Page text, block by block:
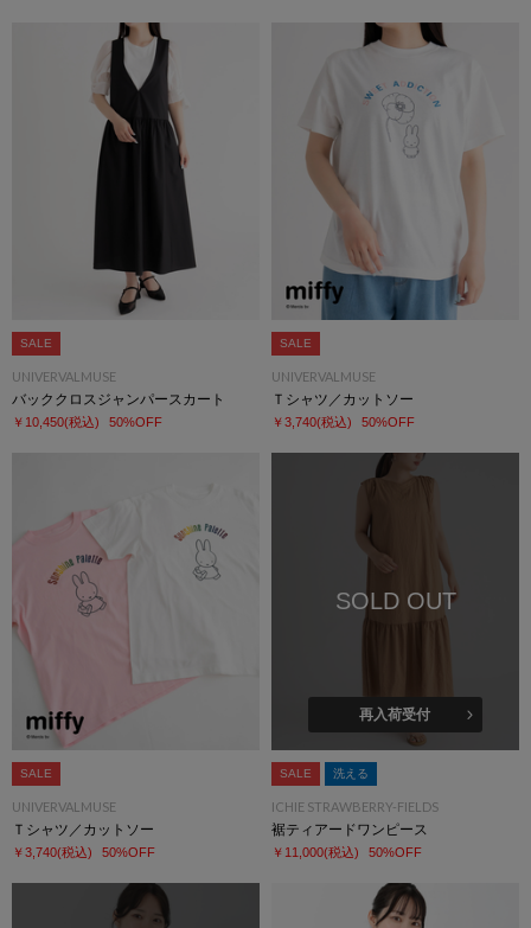
SALE
UNIVERVALMUSE
バッククロスジャンパースカート
￥10,450(税込) 50%OFF
SALE
UNIVERVALMUSE
Ｔシャツ／カットソー
￥3,740(税込) 50%OFF
SALE
UNIVERVALMUSE
Ｔシャツ／カットソー
￥3,740(税込) 50%OFF
SOLD OUT
再入荷受付
SALE 洗える
ICHIE STRAWBERRY-FIELDS
裾ティアードワンピース
￥11,000(税込) 50%OFF